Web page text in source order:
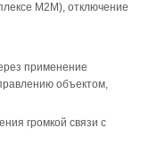
М2М), отключение
применение
объектом,
громкой связи с